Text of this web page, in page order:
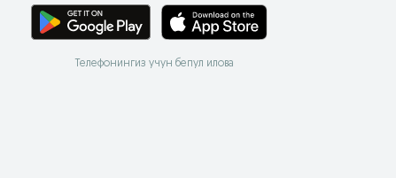
Телефонингиз учун бепул илова